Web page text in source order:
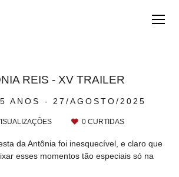
ANOS 27/AGOSTO/2025
REIS - XV TRAILER
0CURTIDAS
da Antônia foi inesquecível, e claro que
esses momentos tão especiais só na